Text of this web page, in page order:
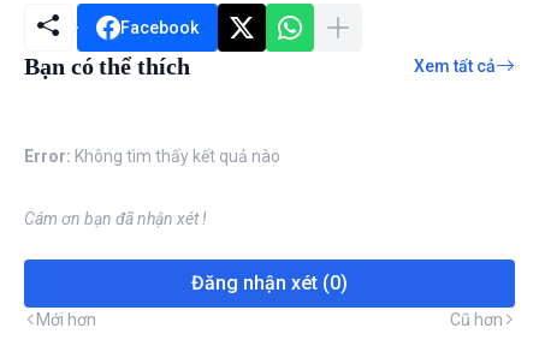
Facebook
Bạn có thể thích Xem tất cả
Error: Không tìm thấy kết quả nào
Cám ơn bạn đã nhận xét !
Đăng nhận xét (0)
Mới hơn Cũ hơn